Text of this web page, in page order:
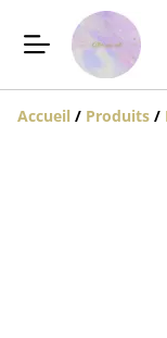
Accueil / Produits /